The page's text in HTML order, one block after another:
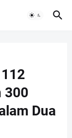
300
Dua